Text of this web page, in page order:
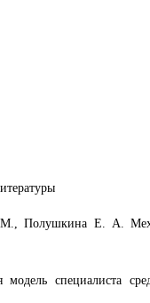
Полушкина Е. А.
специалиста